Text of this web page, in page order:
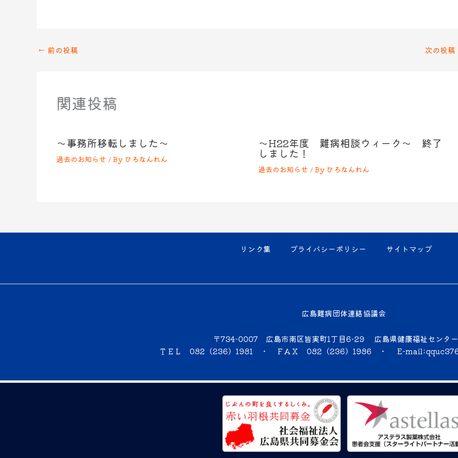
← 前の投稿 次の投稿
関連投稿
～事務所移転しました～
過去のお知らせ / By ひろなんれん
～H22年度 難病相談ウィーク～ 終了
しました！
過去のお知らせ / By ひろなんれん
リンク集 プライバシーポリシー サイトマップ
広島難病団体連絡協議会
〒734-0007 広島市南区皆実町1丁目6-29 広島県健康福祉センタ
ＴＥＬ 082（236）1981 ・ ＦＡＸ 082（236）1986 ・ E-